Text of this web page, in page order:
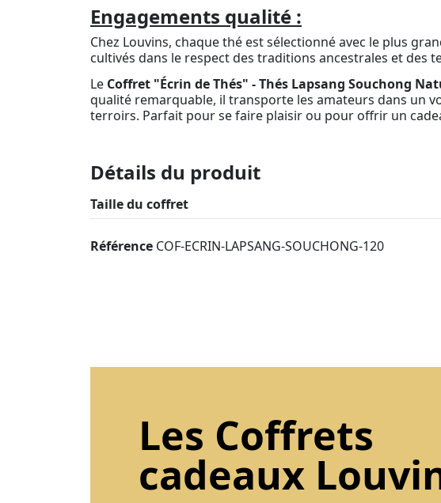
Engagements qualité :
Chez Louvins, chaque thé est sélectionné avec le plus
cultivés dans le respect des traditions ancestrales et des
Le Coffret "Écrin de Thés" - Thés Lapsang Souchong
qualité remarquable, il transporte les amateurs dans un
terroirs. Parfait pour se faire plaisir ou pour offrir un
Détails du produit
Taille du coffret
Référence COF-ECRIN-LAPSANG-SOUCHONG-120
Les Coffrets
cadeaux